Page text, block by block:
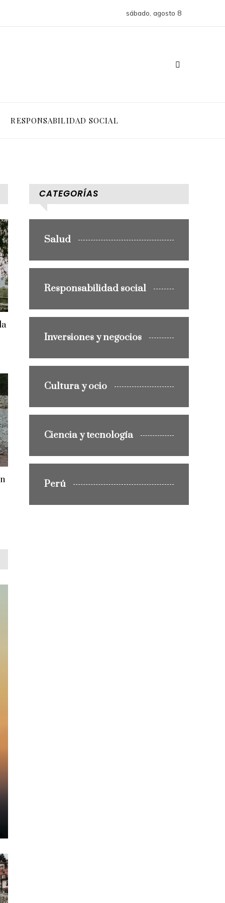
sábado, agosto 8
RESPONSABILIDAD SOCIAL
CATEGORÍAS
Salud
Responsabilidad social
Inversiones y negocios
Cultura y ocio
Ciencia y tecnología
Perú